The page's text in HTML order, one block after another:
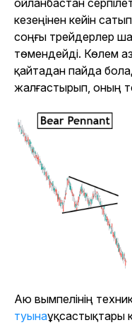
кезеңінен кейін
соңғы трейдерлер
төмендейді. Көлем
қайтадан пайда
жалғастырып, оның
Аю вымпелінің
туынаұқсастықтары